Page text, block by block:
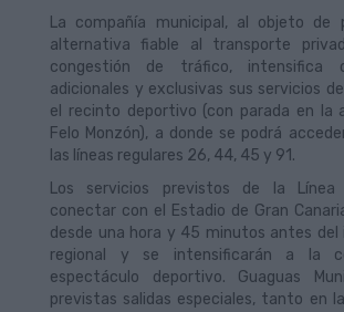
La compañía municipal, al objeto de
alternativa fiable al transporte
congestión de tráfico, intensifica
adicionales y exclusivas sus servicios
el recinto deportivo (con parada en la
Felo Monzón), a donde se podrá
las líneas regulares 26, 44, 45 y 91.
Los servicios previstos de la Línea
conectar con el Estadio de Gran
desde una hora y 45 minutos antes del
regional y se intensificarán a la
espectáculo deportivo. Guaguas
previstas salidas especiales, tanto en la